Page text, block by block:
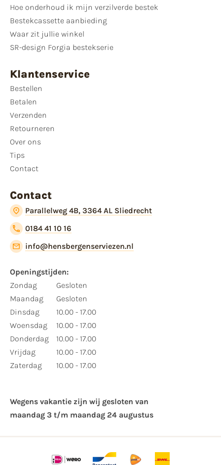
Hoe onderhoud ik mijn verzilverde bestek
Bestekcassette aanbieding
Waar zit jullie winkel
SR-design Forgia bestekserie
Klantenservice
Bestellen
Betalen
Verzenden
Retourneren
Over ons
Tips
Contact
Contact
Parallelweg 4B, 3364 AL Sliedrecht
0184 41 10 16
info@hensbergenserviezen.nl
Openingstijden:
Zondag
Maandag
Dinsdag
Woensdag
Donderdag
Vrijdag
Zaterdag
Gesloten
Gesloten
10.00 - 17.00
10.00 - 17.00
10.00 - 17.00
10.00 - 17.00
10.00 - 17.00
Wegens vakantie zijn wij gesloten van ​
maandag 3 t/m maandag 24 augustus